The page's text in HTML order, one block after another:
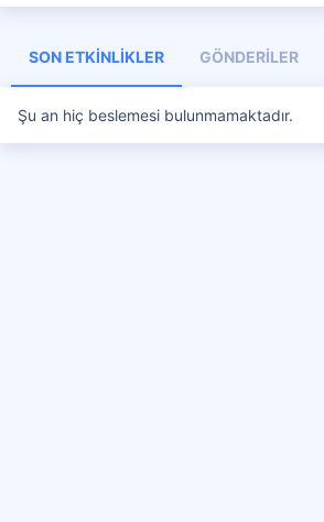
SON ETKINLIKLER GÖNDERILER
Şu an hiç beslemesi bulunmamaktadır.